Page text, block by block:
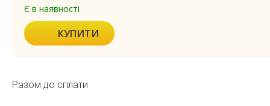
Є в наявності
КУПИТИ
Разом до сплати